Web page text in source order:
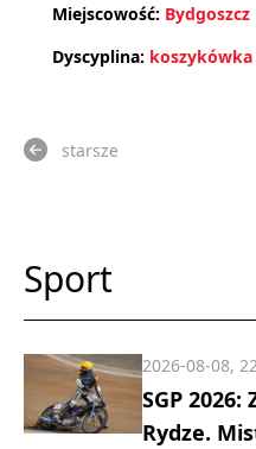
Miejscowość: Bydgoszcz
Dyscyplina: koszykówka
starsze
Sport
SGP
Rydze.
2026-08-08,